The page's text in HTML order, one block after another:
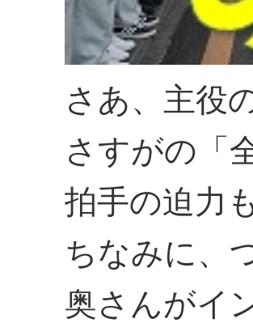
さあ、主役
さすがの「
拍手の迫力
ちなみに、
奥さんがイ